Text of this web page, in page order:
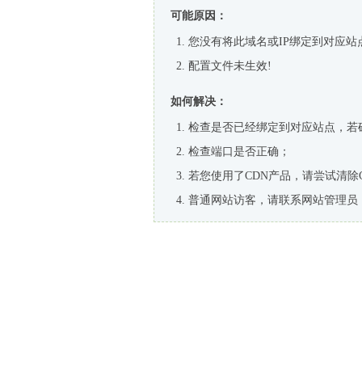
可能原因：
您没有将此域名或IP绑定到对应站
配置文件未生效!
如何解决：
检查是否已经绑定到对应站点，
检查端口是否正确；
若您使用了CDN产品，请尝试清除
普通网站访客，请联系网站管理员